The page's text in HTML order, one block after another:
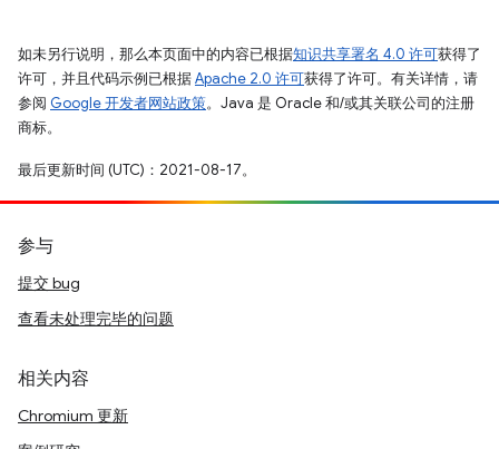
如未另行说明，那么本页面中的内容已根据知识共享署名 4.0 许可获得了
许可，并且代码示例已根据Apache 2.0 许可获得了许可。有关详情，请
参阅 Google 开发者网站政策。Java 是 Oracle 和/或其关联公司的注册
商标。
最后更新时间 (UTC)：2021-08-17。
参与
提交 bug
查看未处理完毕的问题
相关内容
Chromium 更新